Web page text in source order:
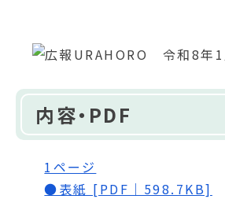
内容・PDF
1ページ
●表紙 [PDF｜598.7KB]